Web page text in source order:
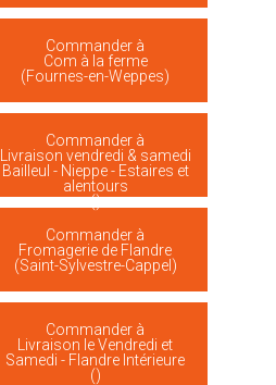
Commander à
Com à la ferme
(Fournes-en-Weppes)
Commander à
Livraison vendredi & samedi
Bailleul - Nieppe - Estaires et
alentours
()
Commander à
Fromagerie de Flandre
(Saint-Sylvestre-Cappel)
Commander à
Livraison le Vendredi et
Samedi - Flandre Intérieure
()